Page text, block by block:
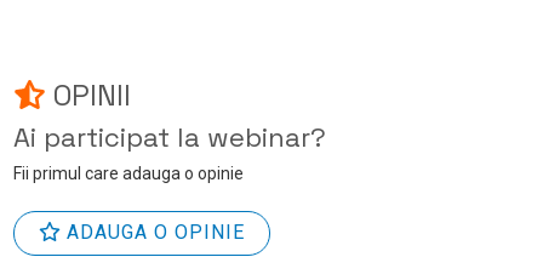
OPINII
Ai participat la webinar?
Fii primul care adauga o opinie
ADAUGA O OPINIE